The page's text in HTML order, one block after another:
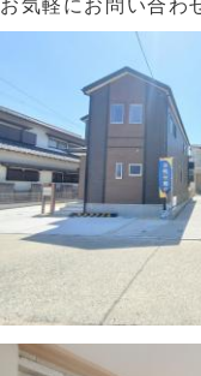
お気軽にお問い合わ